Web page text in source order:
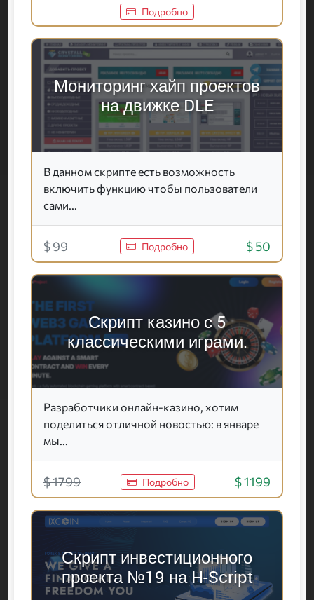
Подробно
Мониторинг хайп проектов
на движке DLE
В данном скрипте есть возможность
включить функцию чтобы пользователи
сами...
$ 99 Подробно $ 50
Скрипт казино с 5
классическими играми.
Разработчики онлайн-казино, хотим
поделиться отличной новостью: в январе
мы...
$ 1799 Подробно $ 1199
Скрипт инвестиционного
проекта №19 на H-Script